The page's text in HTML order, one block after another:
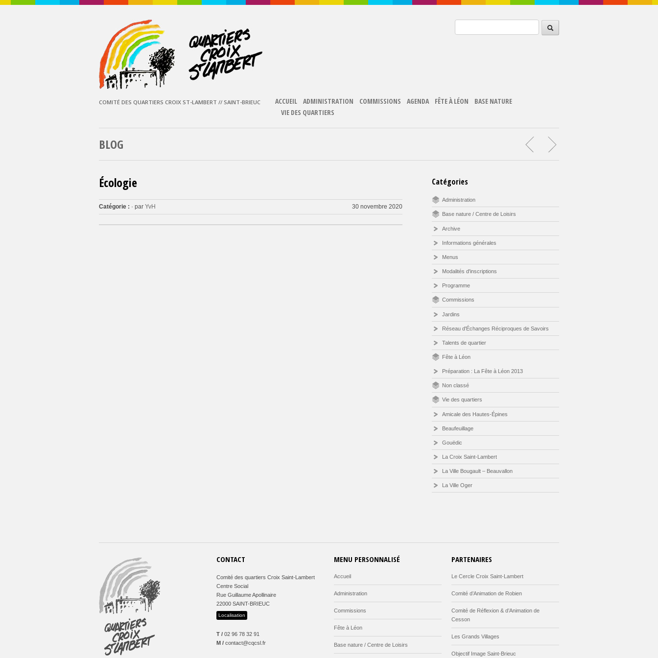
COMITÉ DES QUARTIERS CROIX ST-LAMBERT // SAINT-BRIEUC ACCUEIL ADMINISTRATION COMMISSIONS AGENDA FÊTE À LÉON
BASE NATURE
VIE DES QUARTIERS
BLOG
Écologie
Catégorie : · par YvH 30 novembre 2020
Catégories
Administration
Base nature / Centre de Loisirs
Archive
Informations générales
Menus
Modalités d'inscriptions
Programme
Commissions
Jardins
Réseau d'Échanges Réciproques de Savoirs
Talents de quartier
Fête à Léon
Préparation : La Fête à Léon 2013
Non classé
Vie des quartiers
Amicale des Hautes-Épines
Beaufeuillage
Gouëdic
La Croix Saint-Lambert
La Ville Bougault – Beauvallon
La Ville Oger
CONTACT
Comité des quartiers Croix Saint-Lambert
Centre Social
Rue Guillaume Apollinaire
22000 SAINT-BRIEUC
Localisation
T / 02 96 78 32 91
M / contact@cqcsl.fr
MENU PERSONNALISÉ
Accueil
Administration
Commissions
Fête à Léon
Base nature / Centre de Loisirs
PARTENAIRES
Le Cercle Croix Saint-Lambert
Comité d’Animation de Robien
Comité de Réflexion & d’Animation de
Cesson
Les Grands Villages
Objectif Image Saint-Brieuc